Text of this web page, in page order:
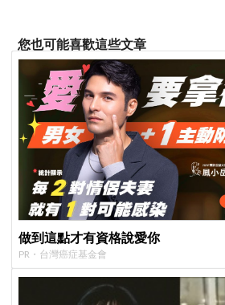
您也可能喜歡這些文章
做到這點才有資格說愛你
PR・台灣癌症基金會